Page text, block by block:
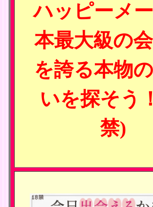
ハッピーメ
本最大級の
を誇る本物
いを探そう
禁)